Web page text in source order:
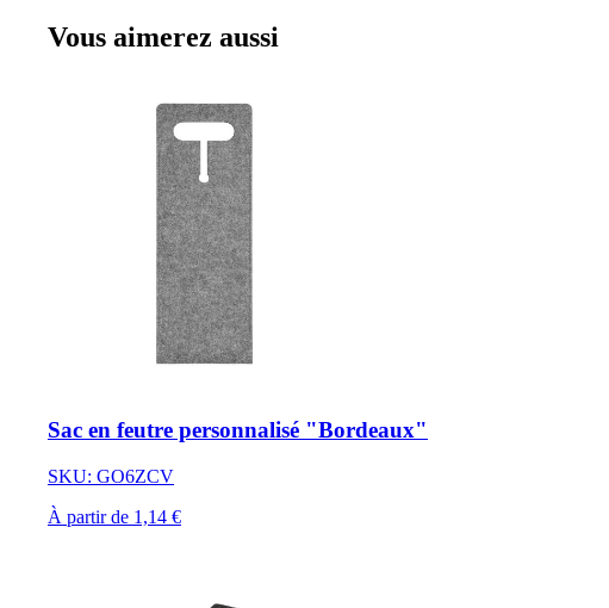
Vous aimerez aussi
Sac en feutre personnalisé "Bordeaux"
SKU: GO6ZCV
À partir de 1,14 €